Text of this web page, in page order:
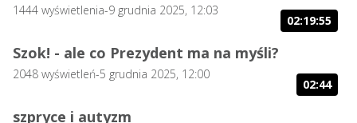
1444 wyświetlenia-9 grudnia 2025, 12:03
02:19:55
Szok! - ale co Prezydent ma na myśli?
2048 wyświetleń-5 grudnia 2025, 12:00
02:44
szpryce i autyzm